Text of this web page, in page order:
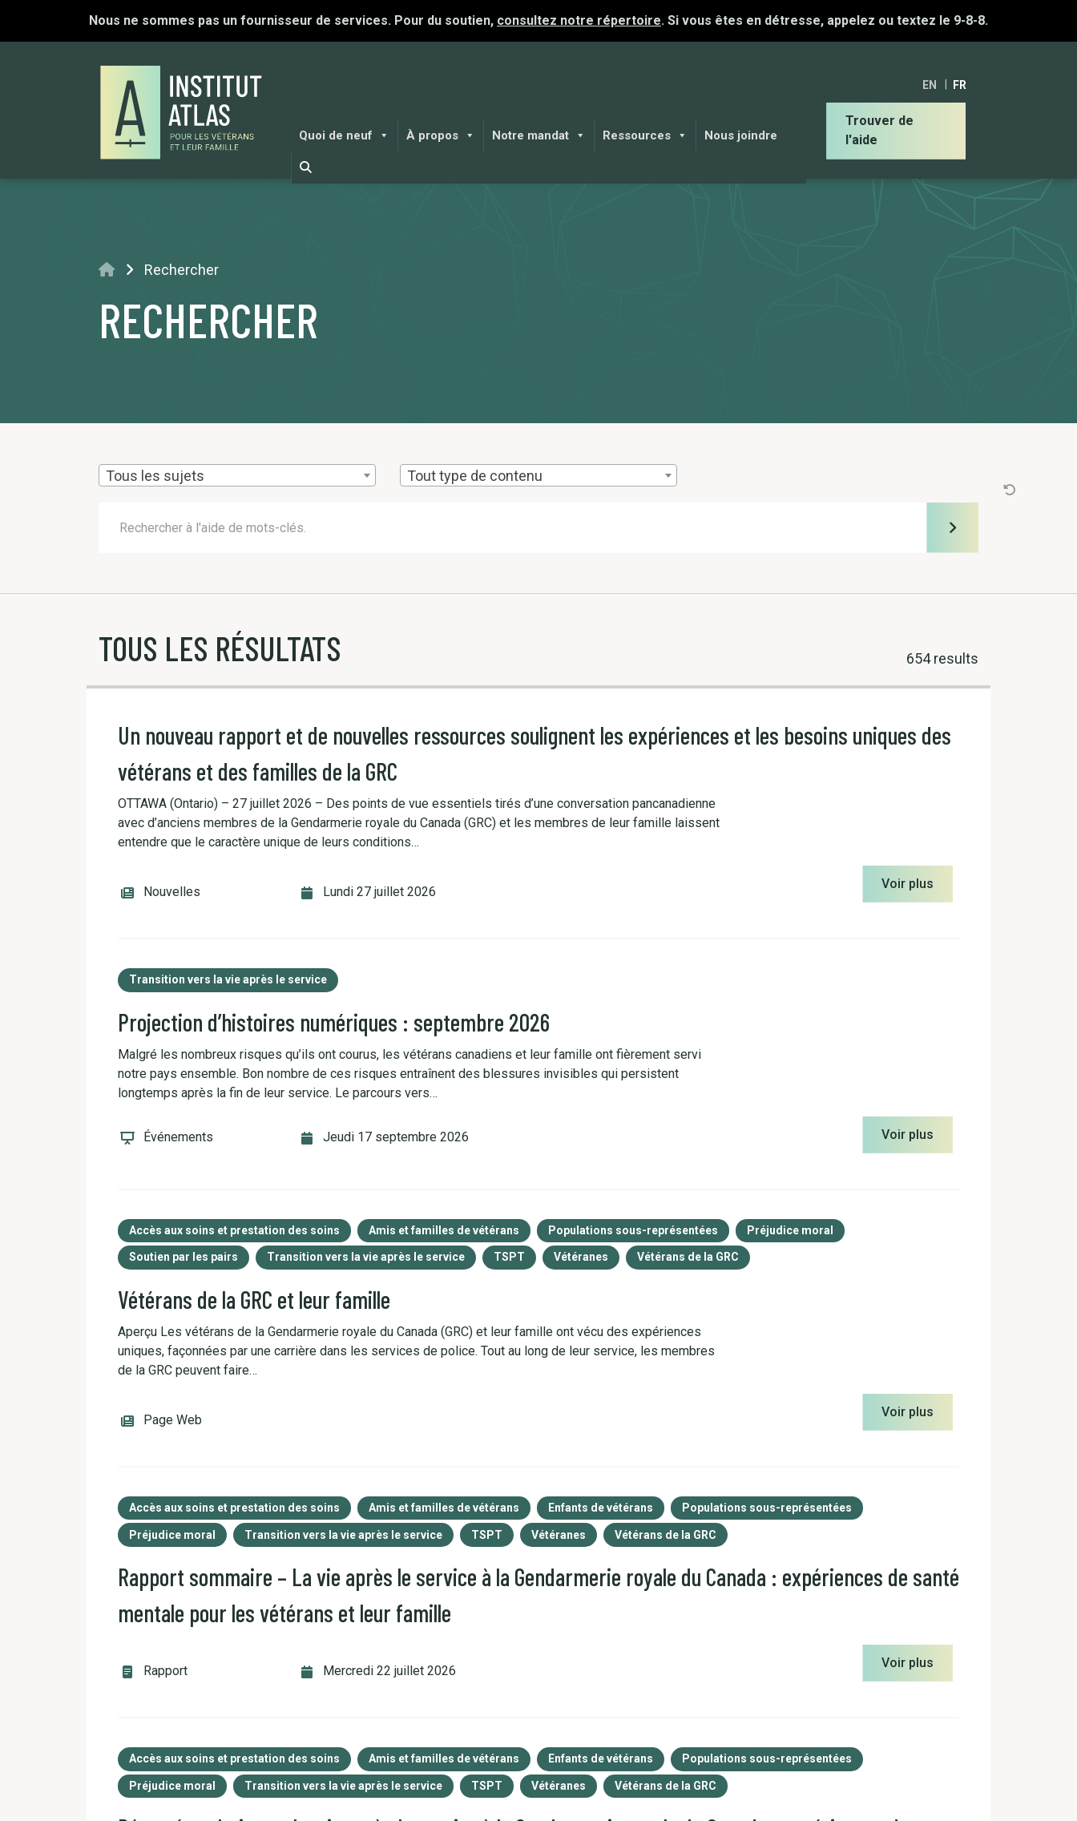
Nous ne sommes pas un fournisseur de services. Pour du soutien, consultez notre répertoire. Si vous êtes en détresse, appelez ou textez le 9-8-8.
Quoi de neuf À propos Notre mandat Ressources Nous joindre
EN FR
Trouver de
l'aide
AccueilRechercher
RECHERCHER
Tous les sujets Tout type de contenu
TOUS LES RÉSULTATS 654 results
Un nouveau rapport et de nouvelles ressources soulignent les expériences et les besoins uniques des
vétérans et des familles de la GRC
OTTAWA (Ontario) – 27 juillet 2026 – Des points de vue essentiels tirés d’une conversation pancanadienne
avec d’anciens membres de la Gendarmerie royale du Canada (GRC) et les membres de leur famille laissent
entendre que le caractère unique de leurs conditions…
Nouvelles Lundi 27 juillet 2026
Voir plus
Transition vers la vie après le service
Projection d’histoires numériques : septembre 2026
Malgré les nombreux risques qu’ils ont courus, les vétérans canadiens et leur famille ont fièrement servi
notre pays ensemble. Bon nombre de ces risques entraînent des blessures invisibles qui persistent
longtemps après la fin de leur service. Le parcours vers…
Événements Jeudi 17 septembre 2026 Voir plus
Accès aux soins et prestation des soins Amis et familles de vétérans Populations sous-représentées Préjudice moral
Soutien par les pairs Transition vers la vie après le service TSPT Vétéranes Vétérans de la GRC
Vétérans de la GRC et leur famille
Aperçu Les vétérans de la Gendarmerie royale du Canada (GRC) et leur famille ont vécu des expériences
uniques, façonnées par une carrière dans les services de police. Tout au long de leur service, les membres
de la GRC peuvent faire…
Page Web
Voir plus
Accès aux soins et prestation des soins Amis et familles de vétérans Enfants de vétérans Populations sous-représentées
Préjudice moral Transition vers la vie après le service TSPT Vétéranes Vétérans de la GRC
Rapport sommaire – La vie après le service à la Gendarmerie royale du Canada : expériences de santé
mentale pour les vétérans et leur famille
Rapport Mercredi 22 juillet 2026
Voir plus
Accès aux soins et prestation des soins Amis et familles de vétérans Enfants de vétérans Populations sous-représentées
Préjudice moral Transition vers la vie après le service TSPT Vétéranes Vétérans de la GRC